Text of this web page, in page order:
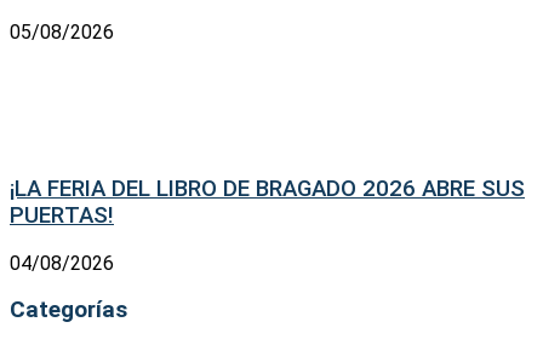
05/08/2026
¡LA FERIA DEL LIBRO DE BRAGADO 2026 ABRE SUS
PUERTAS!
04/08/2026
Categorías